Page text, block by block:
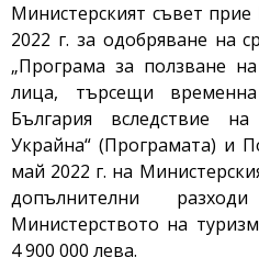
Министерският съвет
2022 г. за одобряване на
„Програма за ползване
лица, търсещи
България вследствие
Украйна“ (Програмата) и
май 2022 г. на
допълнителни
Министерството на
4 900 000 лева.